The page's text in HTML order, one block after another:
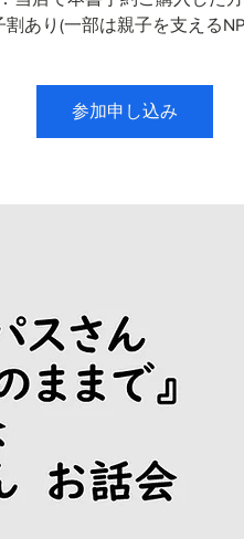
割あり(一部は親子を支える
参加申し込み